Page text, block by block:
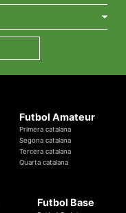
Futbol Amateur
Primera catalana
Segona catalana
Tercera catalana
Quarta catalana
Futbol Base